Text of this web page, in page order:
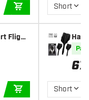
TILFØJ TIL KURV
Flight
TILFØJ TIL KURV
Short
s På
67
Short